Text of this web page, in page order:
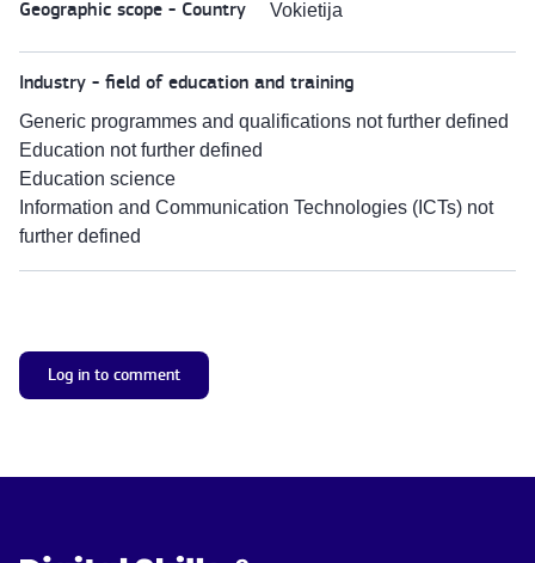
Geographic scope - Country Vokietija
Industry - field of education and training
Generic programmes and qualifications not further defined
Education not further defined
Education science
Information and Communication Technologies (ICTs) not
further defined
Log in to comment